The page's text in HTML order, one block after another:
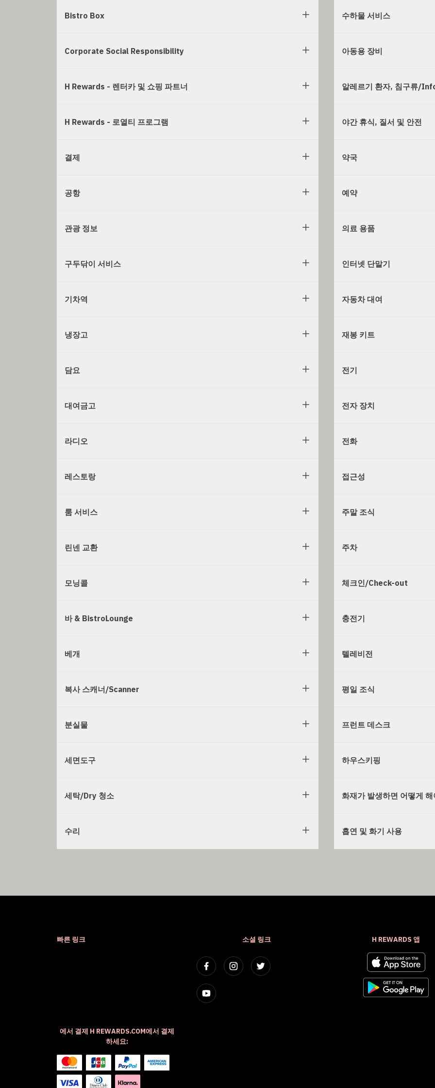
Bistro Box
Corporate Social Responsibility
H Rewards - 렌터카 및 쇼핑 파트너
H Rewards - 로열티 프로그램
결제
공항
관광 정보
구두닦이 서비스
기차역
냉장고
담요
대여금고
라디오
레스토랑
룸 서비스
린넨 교환
모닝콜
바 & BistroLounge
베개
복사 스캐너/Scanner
분실물
세면도구
세탁/Dry 청소
수리
수하물 서비스
아동용 장비
알레르기 환자, 침구류/
야간 휴식, 질서 및 안전
약국
예약
의료 용품
인터넷 단말기
자동차 대여
재봉 키트
전기
전자 장치
전화
접근성
주말 조식
주차
체크인/Check-out
충전기
텔레비전
평일 조식
프런트 데스크
하우스키핑
화재가 발생하면 어떻게
흡연 및 화기 사용
빠른 링크 소셜 링크 H REWARDS 앱
에서 결제 H REWARDS.COM에서 결제
하세요: